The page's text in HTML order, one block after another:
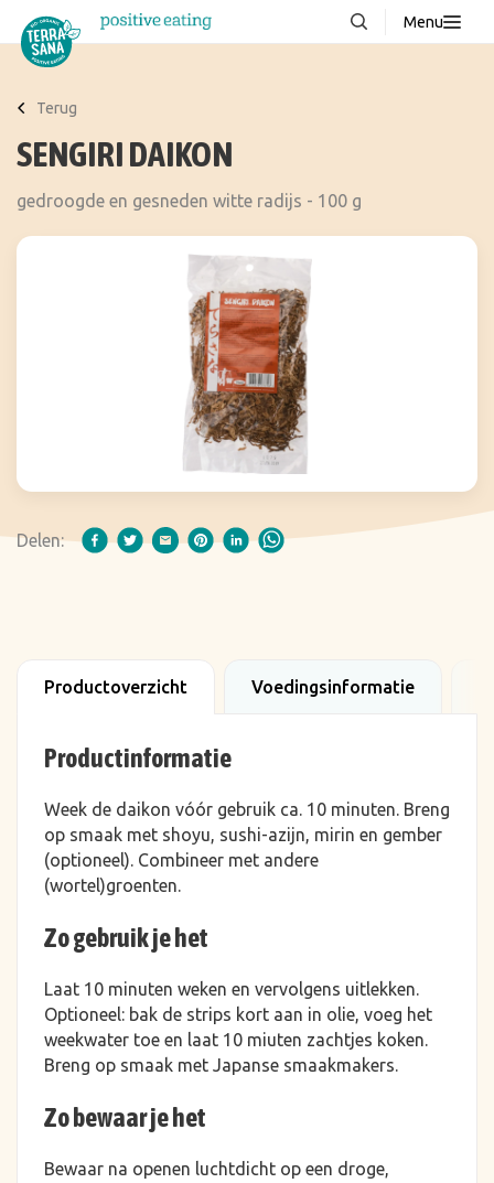
Menu
Over ons
Stories
FAQ
Recepten
Terug
SENGIRI DAIKON
gedroogde en gesneden witte radijs - 100 g
Delen:
Productoverzicht Voedingsinformatie
Productinformatie
Week de daikon vóór gebruik ca. 10 minuten. Breng
op smaak met shoyu, sushi-azijn, mirin en gember
(optioneel). Combineer met andere
(wortel)groenten.
Zo gebruik je het
Laat 10 minuten weken en vervolgens uitlekken.
Optioneel: bak de strips kort aan in olie, voeg het
weekwater toe en laat 10 miuten zachtjes koken.
Breng op smaak met Japanse smaakmakers.
Zo bewaar je het
Bewaar na openen luchtdicht op een droge,